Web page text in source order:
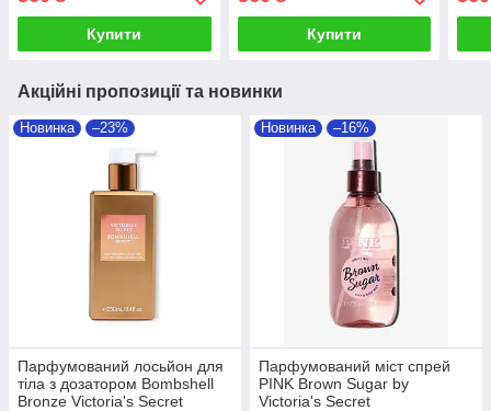
Купити Купити
Акційні пропозиції та новинки
Новинка –23%
Парфумований лосьйон для
тіла з дозатором Bombshell
Bronze Victoria's Secret
Новинка –16%
Парфумований міст спрей
PINK Brown Sugar by
Victoria's Secret